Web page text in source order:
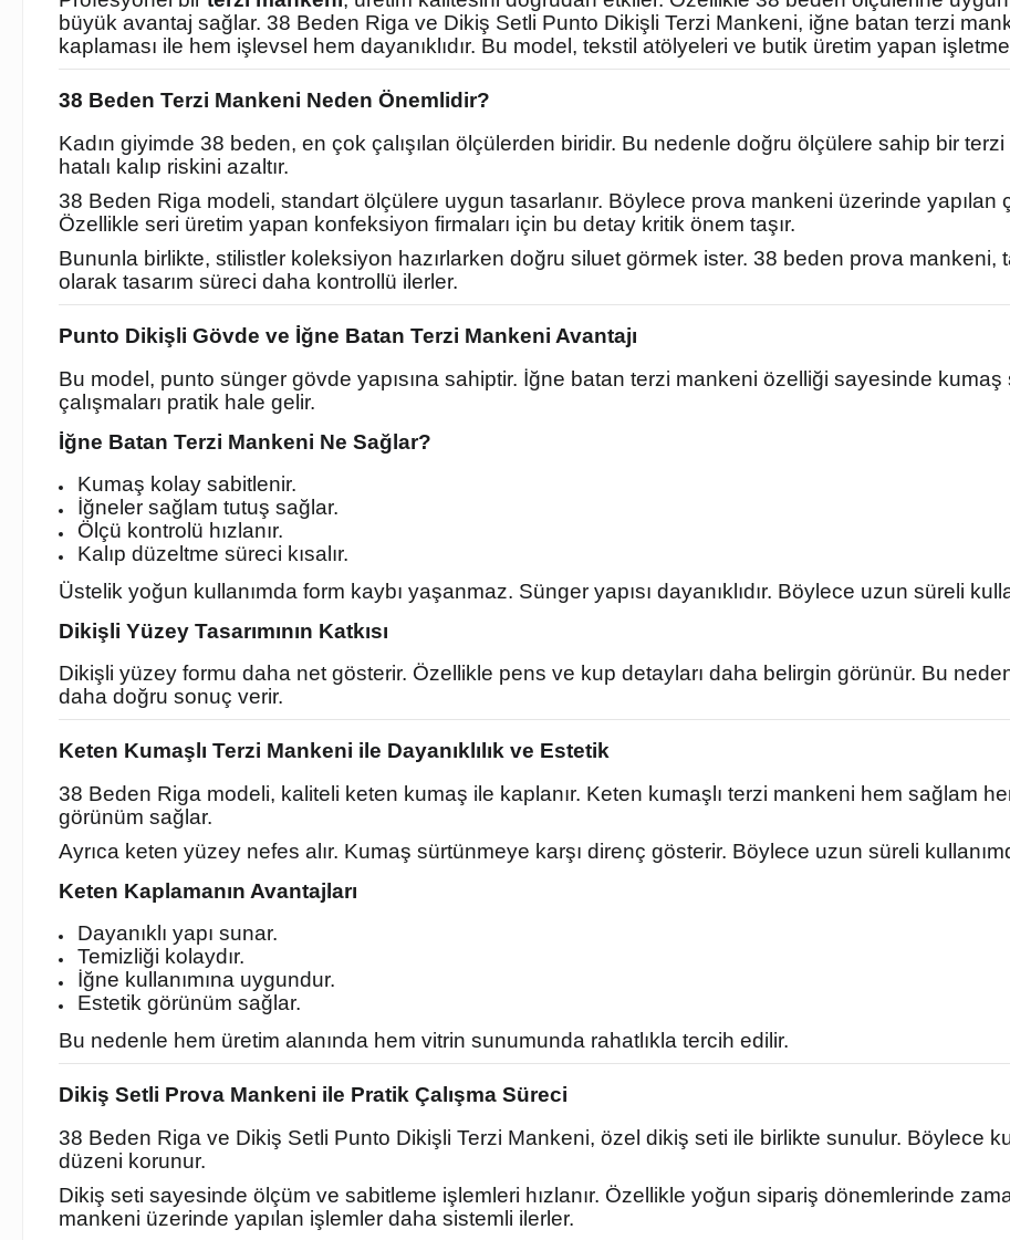
büyük avantaj sağlar. 38 Beden Riga ve Dikiş Setli Punto Dikişli Terzi Mankeni, iğne batan terzi
kaplaması ile hem işlevsel hem dayanıklıdır. Bu model, tekstil atölyeleri ve butik üretim yapan
38 Beden Terzi Mankeni Neden Önemlidir?
Kadın giyimde 38 beden, en çok çalışılan ölçülerden biridir. Bu nedenle doğru ölçülere sahip bir terzi
hatalı kalıp riskini azaltır.
38 Beden Riga modeli, standart ölçülere uygun tasarlanır. Böylece prova mankeni üzerinde yapılan
Özellikle seri üretim yapan konfeksiyon firmaları için bu detay kritik önem taşır.
Bununla birlikte, stilistler koleksiyon hazırlarken doğru siluet görmek ister. 38 beden prova mankeni,
olarak tasarım süreci daha kontrollü ilerler.
Punto Dikişli Gövde ve İğne Batan Terzi Mankeni Avantajı
Bu model, punto sünger gövde yapısına sahiptir. İğne batan terzi mankeni özelliği sayesinde kumaş
çalışmaları pratik hale gelir.
İğne Batan Terzi Mankeni Ne Sağlar?
Kumaş kolay sabitlenir.
İğneler sağlam tutuş sağlar.
Ölçü kontrolü hızlanır.
Kalıp düzeltme süreci kısalır.
Üstelik yoğun kullanımda form kaybı yaşanmaz. Sünger yapısı dayanıklıdır. Böylece uzun süreli
Dikişli Yüzey Tasarımının Katkısı
Dikişli yüzey formu daha net gösterir. Özellikle pens ve kup detayları daha belirgin görünür. Bu
daha doğru sonuç verir.
Keten Kumaşlı Terzi Mankeni ile Dayanıklılık ve Estetik
38 Beden Riga modeli, kaliteli keten kumaş ile kaplanır. Keten kumaşlı terzi mankeni hem sağlam
görünüm sağlar.
Ayrıca keten yüzey nefes alır. Kumaş sürtünmeye karşı direnç gösterir. Böylece uzun süreli
Keten Kaplamanın Avantajları
Dayanıklı yapı sunar.
Temizliği kolaydır.
İğne kullanımına uygundur.
Estetik görünüm sağlar.
Bu nedenle hem üretim alanında hem vitrin sunumunda rahatlıkla tercih edilir.
Dikiş Setli Prova Mankeni ile Pratik Çalışma Süreci
38 Beden Riga ve Dikiş Setli Punto Dikişli Terzi Mankeni, özel dikiş seti ile birlikte sunulur. Böylece
düzeni korunur.
Dikiş seti sayesinde ölçüm ve sabitleme işlemleri hızlanır. Özellikle yoğun sipariş dönemlerinde
mankeni üzerinde yapılan işlemler daha sistemli ilerler.